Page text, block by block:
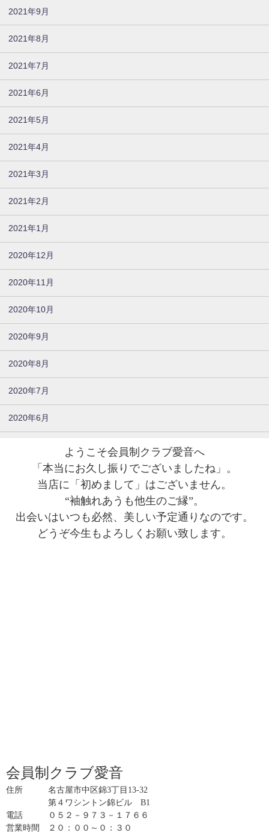
2021年9月
2021年8月
2021年7月
2021年6月
2021年5月
2021年4月
2021年3月
2021年2月
2021年1月
2020年12月
2020年11月
2020年10月
2020年9月
2020年8月
2020年7月
2020年6月
ようこそ会員制クラブ愛音へ
「本当にお久し振りでございましたね」。
当店に「初めまして」はございません。
“袖触れあうも他生のご縁”。
出会いはいつも必然、美しい予定通りなのです。
どうぞ今生もよろしくお願い致します。
会員制クラブ愛音
住所 名古屋市中区錦3丁目13-32
第４ワシントン錦ビル B1
電話 ０５２－９７３－１７６６
営業時間 ２０：００～０：３０